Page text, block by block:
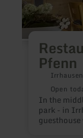
Pfenn
Irrhausen
Open
In the
park - in